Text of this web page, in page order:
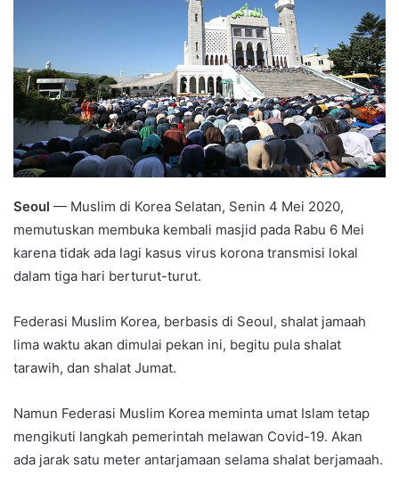
Seoul — Muslim di Korea Selatan, Senin 4 Mei 2020,
memutuskan membuka kembali masjid pada Rabu 6 Mei
karena tidak ada lagi kasus virus korona transmisi lokal
dalam tiga hari berturut-turut.
Federasi Muslim Korea, berbasis di Seoul, shalat jamaah
lima waktu akan dimulai pekan ini, begitu pula shalat
tarawih, dan shalat Jumat.
Namun Federasi Muslim Korea meminta umat Islam tetap
mengikuti langkah pemerintah melawan Covid-19. Akan
ada jarak satu meter antarjamaan selama shalat berjamaah.